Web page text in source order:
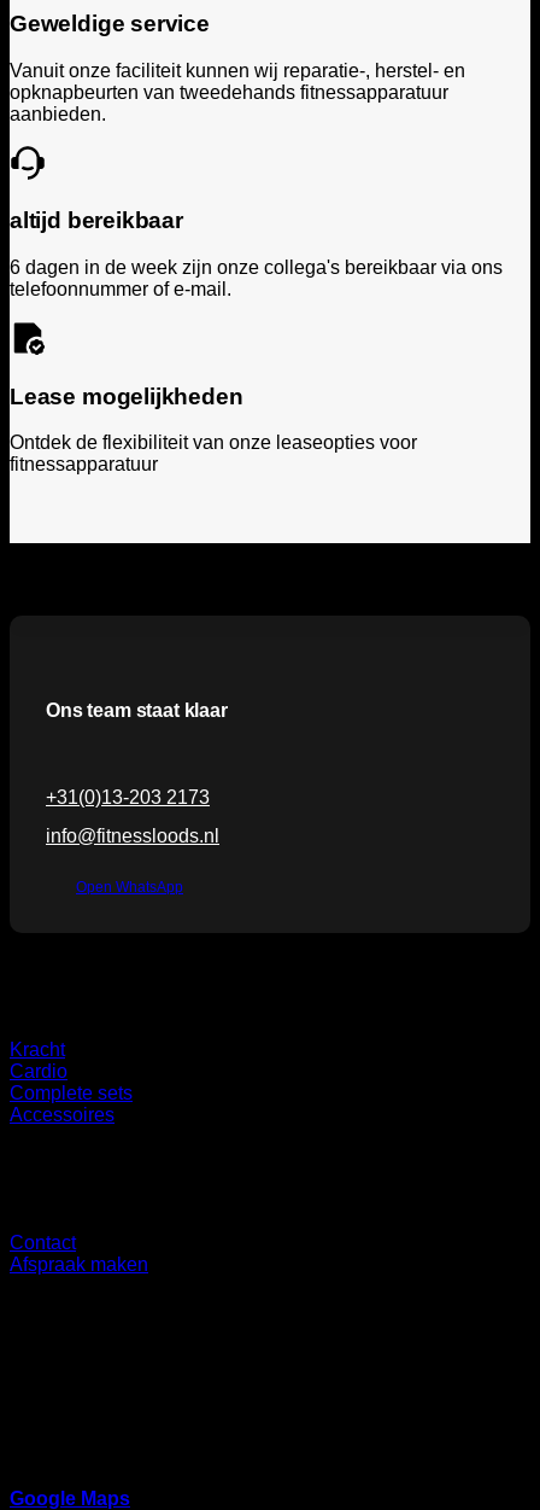
Geweldige service
Vanuit onze faciliteit kunnen wij reparatie-, herstel- en
opknapbeurten van tweedehands fitnessapparatuur
aanbieden.
altijd bereikbaar
6 dagen in de week zijn onze collega's bereikbaar via ons
telefoonnummer of e-mail.
Lease mogelijkheden
Ontdek de flexibiliteit van onze leaseopties voor
fitnessapparatuur
Ons team staat klaar
+31(0)13-203 2173
info@fitnessloods.nl
Open WhatsApp
Kracht
Cardio
Complete sets
Accessoires
Contact
Afspraak maken
Google Maps